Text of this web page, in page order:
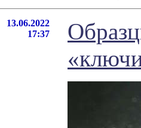
13.06.2022
17:37